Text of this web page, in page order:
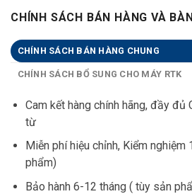
CHÍNH SÁCH BÁN HÀNG VÀ
CHÍNH SÁCH BÁN HÀNG CHUNG
CHÍNH SÁCH BỔ SUNG CHO MÁY RTK
Cam kết hàng chính hãng, đầy đủ
từ
Miễn phí hiệu chỉnh, Kiểm
phẩm)
Bảo hành 6-12 tháng ( tùy sản